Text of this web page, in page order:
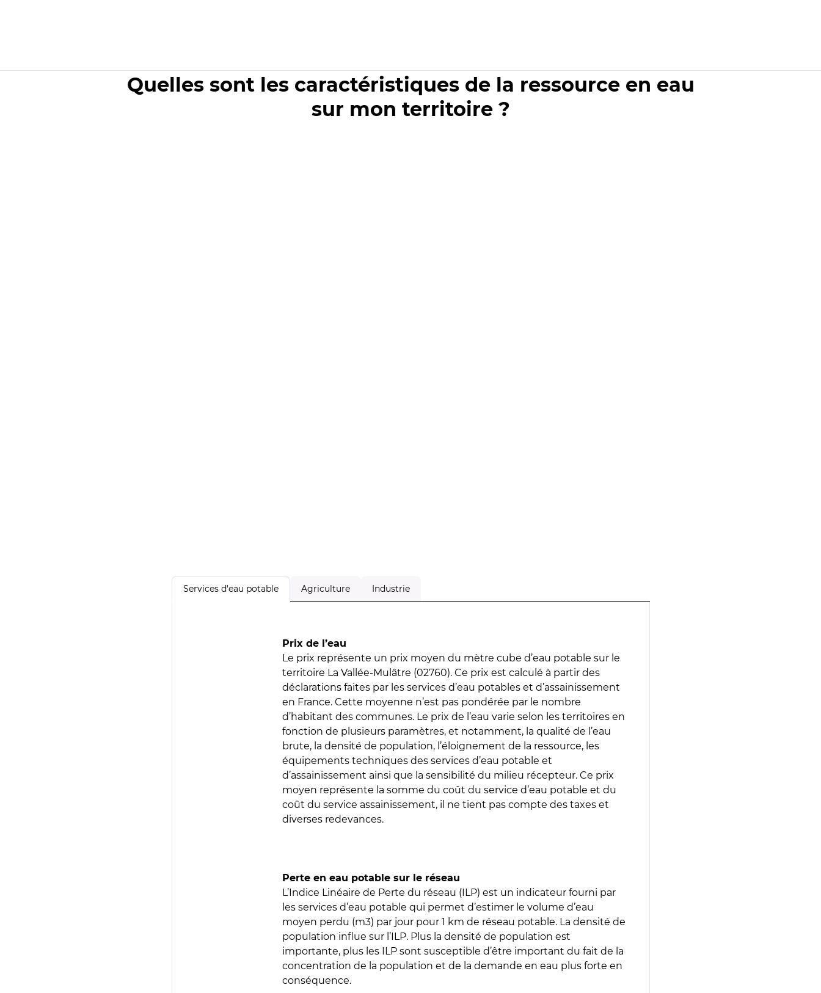
Quelles sont les caractéristiques de la ressource en eau
sur mon territoire ?
Services d'eau potable Agriculture Industrie
Prix de l’eau
Le prix représente un prix moyen du mètre cube d’eau potable sur le
territoire La Vallée-Mulâtre (02760). Ce prix est calculé à partir des
déclarations faites par les services d’eau potables et d’assainissement
en France. Cette moyenne n’est pas pondérée par le nombre
d’habitant des communes. Le prix de l’eau varie selon les territoires en
fonction de plusieurs paramètres, et notamment, la qualité de l’eau
brute, la densité de population, l’éloignement de la ressource, les
équipements techniques des services d’eau potable et
d’assainissement ainsi que la sensibilité du milieu récepteur. Ce prix
moyen représente la somme du coût du service d’eau potable et du
coût du service assainissement, il ne tient pas compte des taxes et
diverses redevances.
Perte en eau potable sur le réseau
L’Indice Linéaire de Perte du réseau (ILP) est un indicateur fourni par
les services d’eau potable qui permet d’estimer le volume d’eau
moyen perdu (m3) par jour pour 1 km de réseau potable. La densité de
population influe sur l’ILP. Plus la densité de population est
importante, plus les ILP sont susceptible d’être important du fait de la
concentration de la population et de la demande en eau plus forte en
conséquence.